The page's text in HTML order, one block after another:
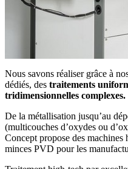
Nous savons réaliser grâce à
dédiés, des traitements
tridimensionnelles complexes.
De la métallisation jusqu’au
(multicouches d’oxydes ou
Concept propose des machines
minces PVD pour les